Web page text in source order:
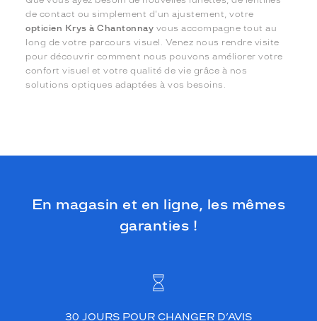
de contact ou simplement d'un ajustement, votre
opticien Krys à Chantonnay vous accompagne tout au
long de votre parcours visuel. Venez nous rendre visite
pour découvrir comment nous pouvons améliorer votre
confort visuel et votre qualité de vie grâce à nos
solutions optiques adaptées à vos besoins.
En magasin et en ligne, les mêmes
garanties !
30 JOURS POUR CHANGER D’AVIS